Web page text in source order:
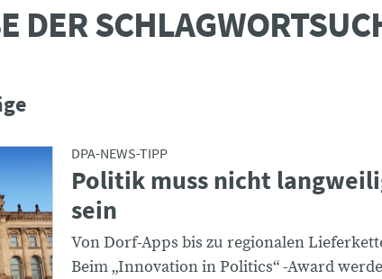
DER
DPA-NEWS-TIPP
Politik muss nicht
sein
Von Dorf-Apps bis zu regionalen
Beim „Innovation in Politics“ -Award